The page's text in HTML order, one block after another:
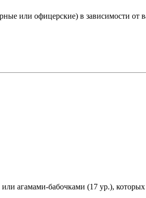
или офицерские) в зависимости от
агамами-бабочками (17 ур.),